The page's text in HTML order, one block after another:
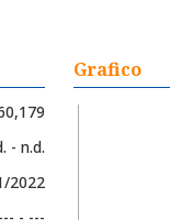
- n.d.
2022
Grafico